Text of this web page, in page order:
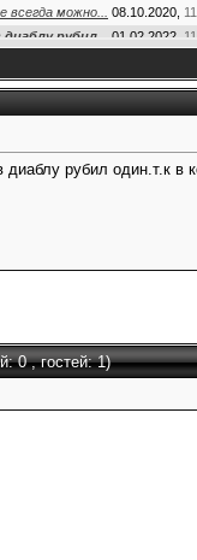
всегда можно... 08.10.2020,
рубил... 01.02.2022,
выйдет, с...21.02.2022,13:38
кто то еще в третью...
как по мне лучшее...
26.06.2019,
18:11
диаблу рубил один.т.к в
0 , гостей: 1)